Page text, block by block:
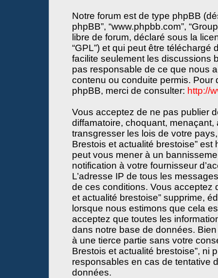
Notre forum est de type phpBB
phpBB”, “www.phpbb.com”,
libre de forum, déclaré sous la
“GPL”) et qui peut être téléchargé
facilite seulement les discussions
pas responsable de ce que nous
contenu ou conduite permis. Pour
phpBB, merci de consulter: http://
Vous acceptez de ne pas publier
diffamatoire, choquant,
transgresser les lois de votre
Brestois et actualité brestoise”
peut vous mener à un
notification à votre fournisseur
L’adresse IP de tous les
de ces conditions. Vous acceptez
et actualité brestoise” supprime,
lorsque nous estimons que cela
acceptez que toutes les
dans notre base de données.
à une tierce partie sans votre
Brestois et actualité brestoise”, ni
responsables en cas de tentative
données.